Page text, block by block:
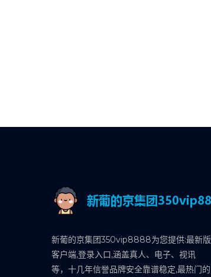
新葡的京集团350vip8888为您提供:最新版
客户端,登录入口,涵盖真人、电子、视讯
等，十几年信誉品牌安全靠谱稳定,最热门的